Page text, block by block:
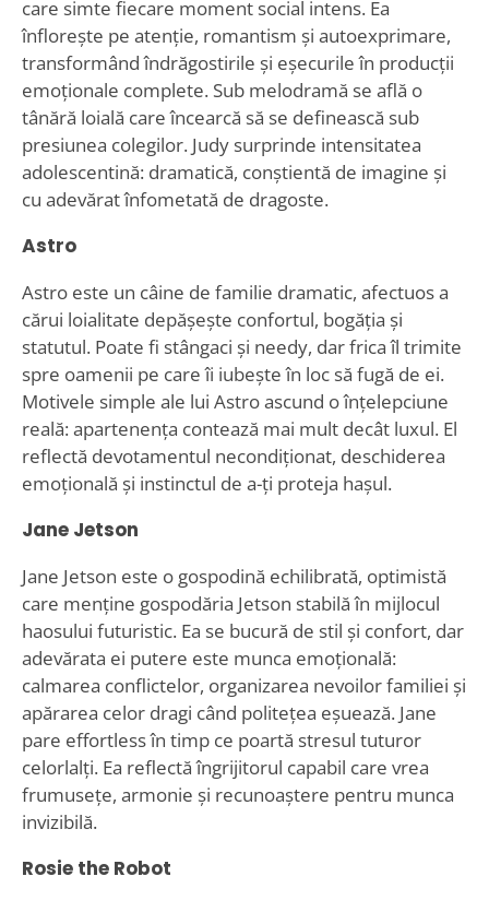
care simte fiecare moment social intens. Ea
înflorește pe atenție, romantism și autoexprimare,
transformând îndrăgostirile și eșecurile în producții
emoționale complete. Sub melodramă se află o
tânără loială care încearcă să se definească sub
presiunea colegilor. Judy surprinde intensitatea
adolescentină: dramatică, conștientă de imagine și
cu adevărat înfometată de dragoste.
Astro
Astro este un câine de familie dramatic, afectuos a
cărui loialitate depășește confortul, bogăția și
statutul. Poate fi stângaci și needy, dar frica îl trimite
spre oamenii pe care îi iubește în loc să fugă de ei.
Motivele simple ale lui Astro ascund o înțelepciune
reală: apartenența contează mai mult decât luxul. El
reflectă devotamentul necondiționat, deschiderea
emoțională și instinctul de a-ți proteja hașul.
Jane Jetson
Jane Jetson este o gospodină echilibrată, optimistă
care menține gospodăria Jetson stabilă în mijlocul
haosului futuristic. Ea se bucură de stil și confort, dar
adevărata ei putere este munca emoțională:
calmarea conflictelor, organizarea nevoilor familiei și
apărarea celor dragi când politețea eșuează. Jane
pare effortless în timp ce poartă stresul tuturor
celorlalți. Ea reflectă îngrijitorul capabil care vrea
frumusețe, armonie și recunoaștere pentru munca
invizibilă.
Rosie the Robot